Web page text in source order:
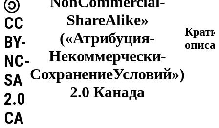
ShareAlike»
(«Атрибуция-
Некоммерчески-
СохранениеУсловий»)
2.0 Канада
CC
BY-
NC-
SA
2.0
CA